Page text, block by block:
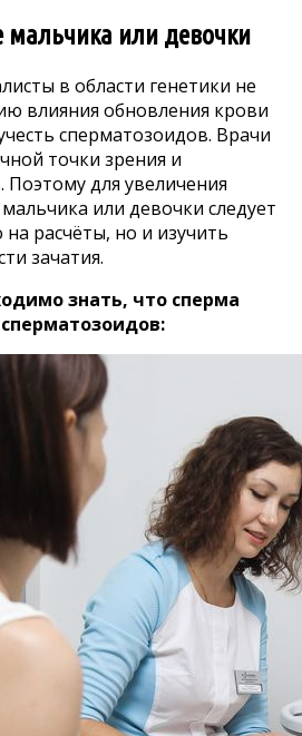
мальчика или девочки
в области генетики не
влияния обновления крови
сперматозоидов. Врачи
точки зрения и
для увеличения
или девочки следует
на расчёты, но и изучить
зачатия.
знать, что сперма